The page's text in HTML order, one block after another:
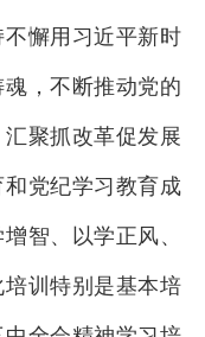
懈用习近平新时
，不断推动党的
聚抓改革促发展
党纪学习教育成
智、以学正风、
训特别是基本培